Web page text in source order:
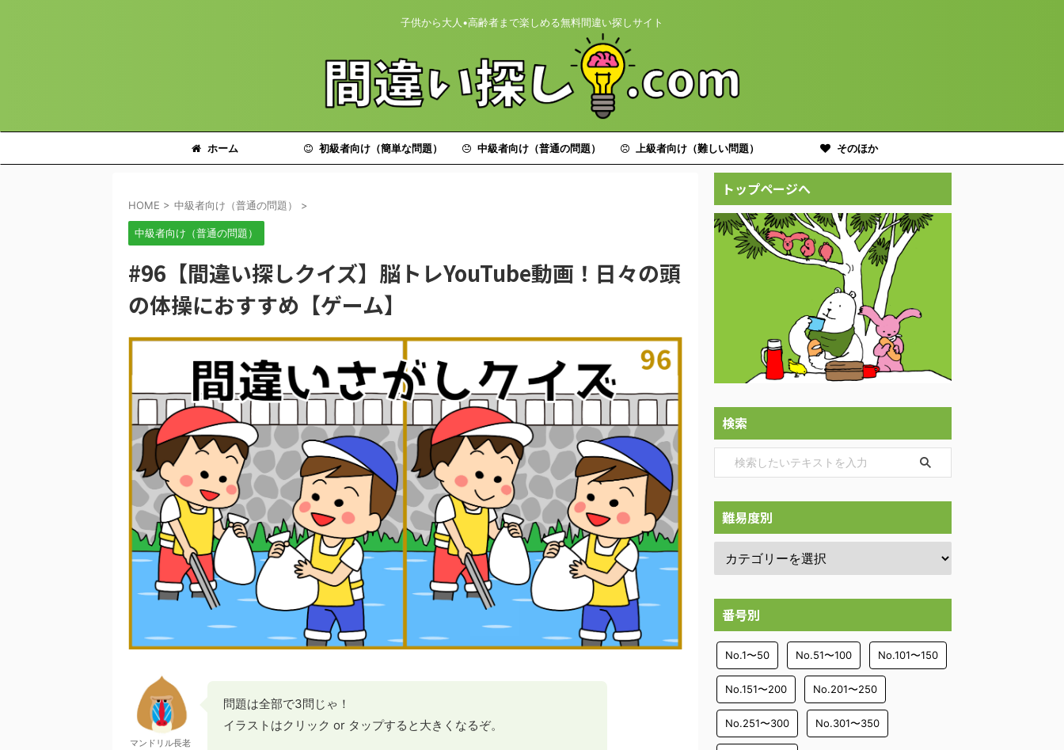
子供から大人•高齢者まで楽しめる無料間違い探しサイト
ホーム 初級者向け（簡単な問題） 中級者向け（普通の問題） 上級者向け（難しい問題） そのほか
HOME > 中級者向け（普通の問題） >
中級者向け（普通の問題）
#96【間違い探しクイズ】脳トレYouTube動画！日々の頭
の体操におすすめ【ゲーム】
マンドリル長老
問題は全部で3問じゃ！
イラストはクリック or タップすると大きくなるぞ。
トップページへ
検索
難易度別
番号別
No.1〜50 No.51〜100 No.101〜150
No.151〜200 No.201〜250
No.251〜300 No.301〜350